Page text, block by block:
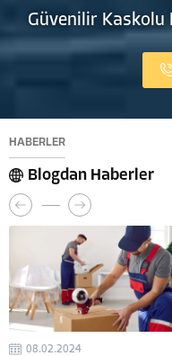
Güvenilir Kaskolu
HABERLER
Blogdan Haberler
08.02.2024